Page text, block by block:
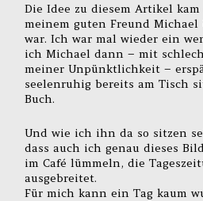
Die Idee zu diesem Artikel
meinem guten Freund Michael
war. Ich war mal wieder ein
ich Michael dann – mit
meiner Unpünktlichkeit –
seelenruhig bereits am Tisch
Buch.
Und wie ich ihn da so sitzen
dass auch ich genau dieses
im Café lümmeln, die
ausgebreitet.
Für mich kann ein Tag kaum